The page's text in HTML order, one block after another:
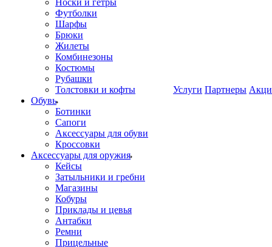
Носки и гетры
Футболки
Шарфы
Брюки
Жилеты
Комбинезоны
Костюмы
Рубашки
Толстовки и кофты
Обувь
Ботинки
Сапоги
Аксессуары для обуви
Кроссовки
Аксессуары для оружия
Кейсы
Затыльники и гребни
Магазины
Кобуры
Приклады и цевья
Антабки
Ремни
Прицельные
Услуги Партнеры